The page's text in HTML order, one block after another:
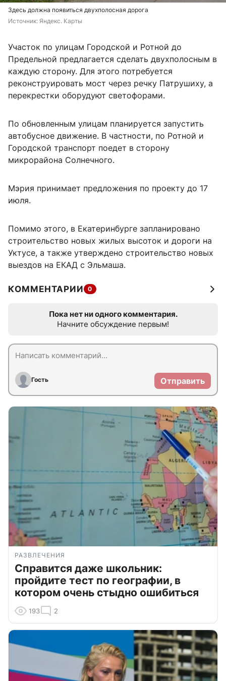
Здесь должна появиться двухполосная дорога
Источник: Яндекс. Карты
Участок по улицам Городской и Ротной до
Предельной предлагается сделать двухполосным в
каждую сторону. Для этого потребуется
реконструировать мост через речку Патрушиху, а
перекрестки оборудуют светофорами.
По обновленным улицам планируется запустить
автобусное движение. В частности, по Ротной и
Городской транспорт поедет в сторону
микрорайона Солнечного.
Мэрия принимает предложения по проекту до 17
июля.
Помимо этого, в Екатеринбурге запланировано
строительство новых жилых высоток и дороги на
Уктусе, а также утверждено строительство новых
выездов на ЕКАД с Эльмаша.
КОММЕНТАРИИ 0
Пока нет ни одного комментария.
Начните обсуждение первым!
Гость Отправить
РАЗВЛЕЧЕНИЯ
Справится даже школьник:
пройдите тест по географии, в
котором очень стыдно ошибиться
193 2